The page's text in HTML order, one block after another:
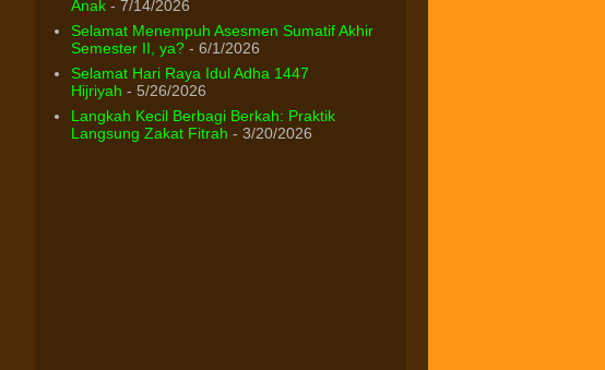
Anak- 7/14/2026
Selamat Menempuh Asesmen Sumatif Akhir
Semester II, ya?- 6/1/2026
Selamat Hari Raya Idul Adha 1447
Hijriyah - 5/26/2026
Langkah Kecil Berbagi Berkah: Praktik
Langsung Zakat Fitrah - 3/20/2026